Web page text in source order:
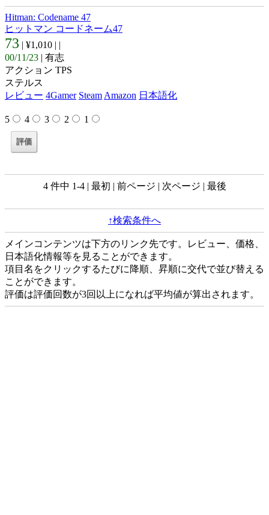
Hitman: Codename 47
ヒットマン コードネーム47
73 | ¥1,010 | |
00/11/23 | 有志
アクション TPS
ステルス
レビュー 4Gamer Steam Amazon 日本語化
5 4 3 2 1
4 件中 1-4 | 最初 | 前ページ | 次ページ | 最後
↑検索条件へ
メインコンテンツは下方のリンク先です。レビュー、価格、
日本語化情報等を見ることができます。
項目名をクリックするたびに降順、昇順に交代で並び替える
ことができます。
評価は評価回数が3回以上になれば平均値が算出されます。